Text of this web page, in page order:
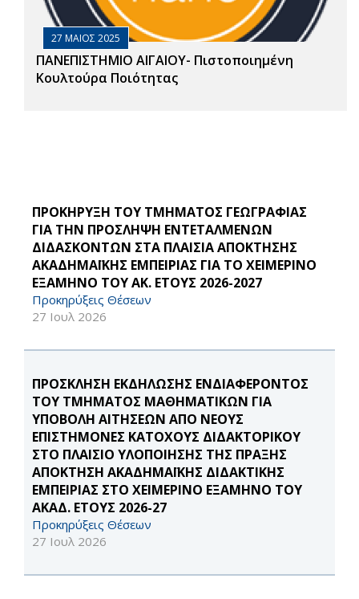
27 ΜΑΙΟΣ 2025
ΠΑΝΕΠΙΣΤΗΜΙΟ ΑΙΓΑΙΟΥ- Πιστοποιημένη
Κουλτούρα Ποιότητας
ΠΡΟΚΗΡΥΞΗ ΤΟΥ ΤΜΗΜΑΤΟΣ ΓΕΩΓΡΑΦΙΑΣ
ΓΙΑ ΤΗΝ ΠΡΟΣΛΗΨΗ ΕΝΤΕΤΑΛΜΕΝΩΝ
ΔΙΔΑΣΚΟΝΤΩΝ ΣΤΑ ΠΛΑΙΣΙΑ ΑΠΟΚΤΗΣΗΣ
ΑΚΑΔΗΜΑΪΚΗΣ ΕΜΠΕΙΡΙΑΣ ΓΙΑ ΤΟ ΧΕΙΜΕΡΙΝΟ
ΕΞΑΜΗΝΟ ΤΟΥ ΑΚ. ΕΤΟΥΣ 2026-2027
Προκηρύξεις Θέσεων
27 Ιουλ 2026
ΠΡΟΣΚΛΗΣΗ ΕΚΔΗΛΩΣΗΣ ΕΝΔΙΑΦΕΡΟΝΤΟΣ
ΤΟΥ ΤΜΗΜΑΤΟΣ ΜΑΘΗΜΑΤΙΚΩΝ ΓΙΑ
ΥΠΟΒΟΛΗ ΑΙΤΗΣΕΩΝ ΑΠΟ ΝΕΟΥΣ
ΕΠΙΣΤΗΜΟΝΕΣ ΚΑΤΟΧΟΥΣ ΔΙΔΑΚΤΟΡΙΚΟΥ
ΣΤΟ ΠΛΑΙΣΙΟ ΥΛΟΠΟΙΗΣΗΣ ΤΗΣ ΠΡΑΞΗΣ
ΑΠΟΚΤΗΣΗ ΑΚΑΔΗΜΑΪΚΗΣ ΔΙΔΑΚΤΙΚΗΣ
ΕΜΠΕΙΡΙΑΣ ΣΤΟ ΧΕΙΜΕΡΙΝΟ ΕΞΑΜΗΝΟ ΤΟΥ
ΑΚΑΔ. ΕΤΟΥΣ 2026-27
Προκηρύξεις Θέσεων
27 Ιουλ 2026